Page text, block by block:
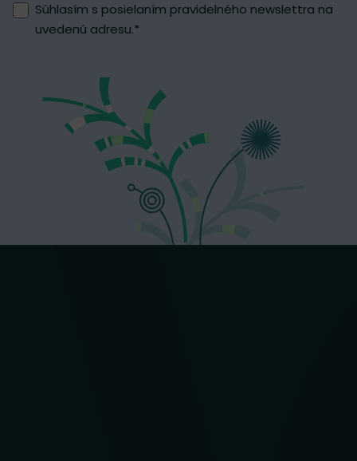
Súhlasím s posielaním pravidelného newslettra na
uvedenú adresu.*